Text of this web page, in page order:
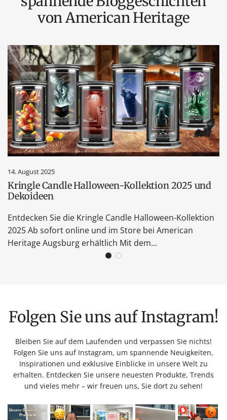
von American Heritage
14. August 2025
Kringle Candle Halloween-Kollektion 2025 und
Dekoideen
Entdecken Sie die Kringle Candle Halloween-Kollektion
2025 Ab sofort online und im Store bei American
Heritage Augsburg erhältlich Mit dem...
Folgen Sie uns auf Instagram!
Bleiben Sie auf dem Laufenden und verpassen Sie nichts!
Folgen Sie uns auf Instagram, um spannende Neuigkeiten,
Inspirationen und exklusive Einblicke in unsere Welt zu
erhalten. Entdecken Sie unsere neuesten Produkte, Trends
und vieles mehr – wir freuen uns, Sie dort zu sehen!